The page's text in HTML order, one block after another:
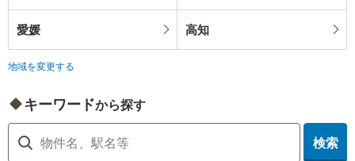
愛媛 高知
地域を変更する
キーワードから探す
検索